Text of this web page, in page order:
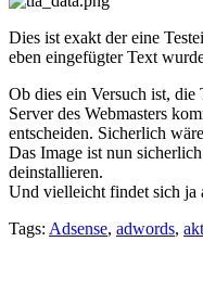
Dies ist exakt der eine
eben eingefügter Text
Ob dies ein Versuch ist,
Server des Webmasters
entscheiden. Sicherlich
Das Image ist nun
deinstallieren.
Und vielleicht findet sich ja
Tags: Adsense, adwords,